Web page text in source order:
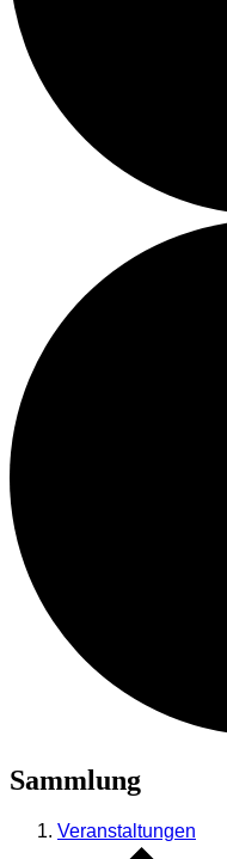
Sammlung
Veranstaltungen